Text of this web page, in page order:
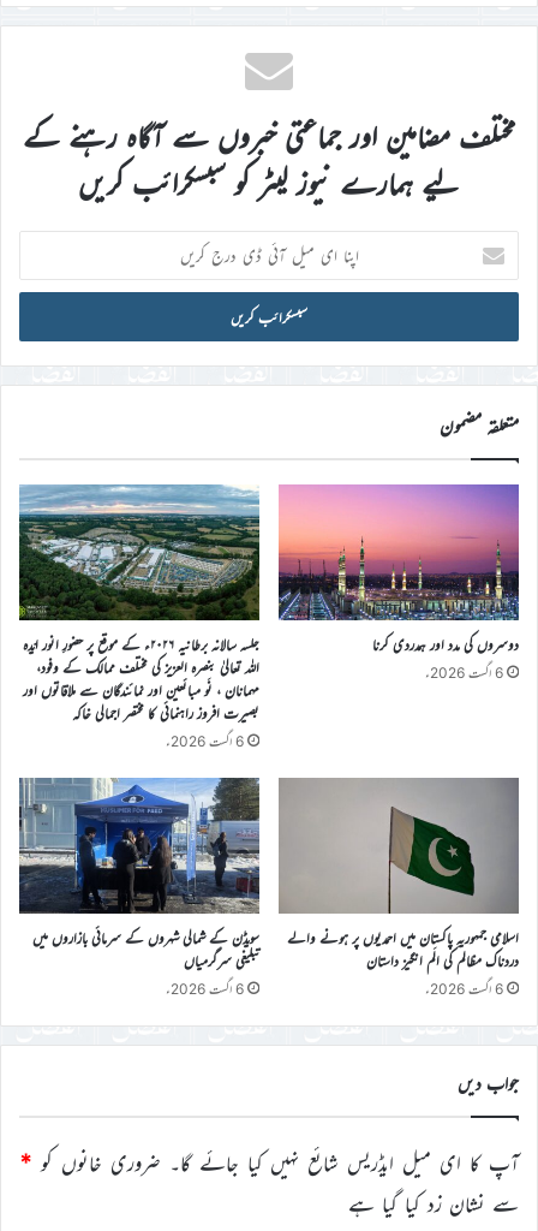
مختلف مضامین اور جماعتی خبروں سے آگاہ رہنے کے
لیے ہمارے نیوز لیٹر کو سبسکرائب کریں
اپنا
ای
میل
ڈی
درج
کریں
متعلقہ مضمون
دوسروں کی مدد اور ہمدردی کرنا
6 اگست 2026ء
جلسہ سالانہ برطانیہ ۲۰۲۶ء کے موقع پر حضورِ انور ایّدہ
الله تعالیٰ بنصرہ العزیز کی مختلف ممالک کے وفود،
مہمانان ، نَو مبائعین اور نمائندگان سے ملاقاتوں اور
بصیرت افروز راہنمائی کا مختصر اجمالی خاکہ
6 اگست 2026ء
اسلامی جمہوریہ پاکستان میں احمدیوں پر ہونے والے
دردناک مظالم کی الَم انگیز داستان
6 اگست 2026ء
سویڈن کے شمالی شہروں کے سرمائی بازاروں میں
تبلیغی سرگرمیاں
6 اگست 2026ء
جواب دیں
آپ کا ای میل ایڈریس شائع نہیں کیا جائے گا۔ ضروری خانوں کو *
سے نشان زد کیا گیا ہے